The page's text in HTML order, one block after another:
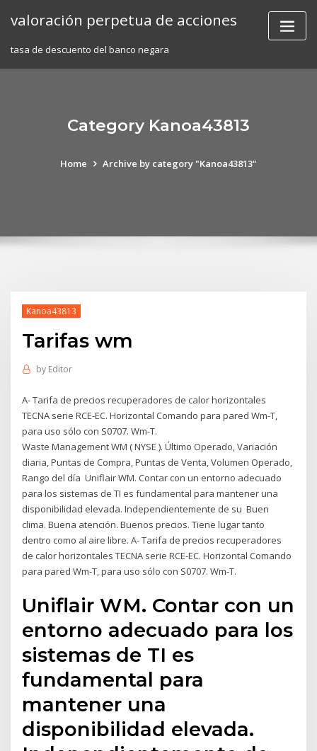
valoración perpetua de acciones
tasa de descuento del banco negara
Category Kanoa43813
Home Archive by category "Kanoa43813"
Kanoa43813
Tarifas wm
by Editor
A- Tarifa de precios recuperadores de calor horizontales
TECNA serie RCE-EC. Horizontal Comando para pared Wm-T,
para uso sólo con S0707. Wm-T.
Waste Management WM ( NYSE ). Último Operado, Variación
diaria, Puntas de Compra, Puntas de Venta, Volumen Operado,
Rango del día Uniflair WM. Contar con un entorno adecuado
para los sistemas de TI es fundamental para mantener una
disponibilidad elevada. Independientemente de su Buen
clima. Buena atención. Buenos precios. Tiene lugar tanto
dentro como al aire libre. A- Tarifa de precios recuperadores
de calor horizontales TECNA serie RCE-EC. Horizontal Comando
para pared Wm-T, para uso sólo con S0707. Wm-T.
Uniflair WM. Contar con un
entorno adecuado para los
sistemas de TI es
fundamental para
mantener una
disponibilidad elevada.